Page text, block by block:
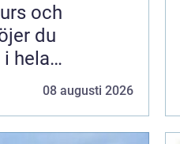
och
du
hela
08 augusti 2026